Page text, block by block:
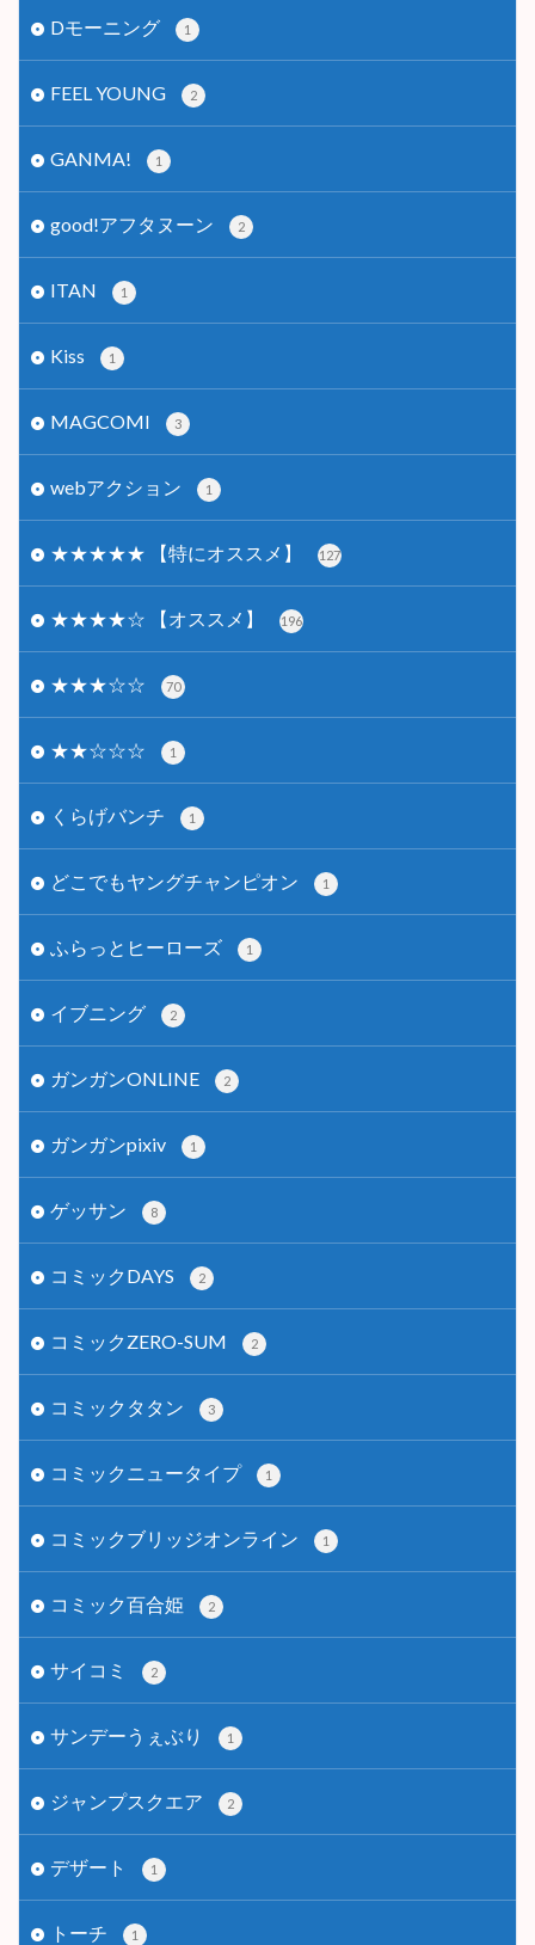
Dモーニング 1
FEEL YOUNG 2
GANMA! 1
good!アフタヌーン 2
ITAN 1
Kiss 1
MAGCOMI 3
webアクション 1
★★★★★ 【特にオススメ】 127
★★★★☆ 【オススメ】 196
★★★☆☆ 70
★★☆☆☆ 1
くらげバンチ 1
どこでもヤングチャンピオン 1
ふらっとヒーローズ 1
イブニング 2
ガンガンONLINE 2
ガンガンpixiv 1
ゲッサン 8
コミックDAYS 2
コミックZERO-SUM 2
コミックタタン 3
コミックニュータイプ 1
コミックブリッジオンライン 1
コミック百合姫 2
サイコミ 2
サンデーうぇぶり 1
ジャンプスクエア 2
デザート 1
トーチ 1